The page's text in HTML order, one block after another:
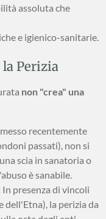
assoluta che
e igienico-sanitarie.
Perizia
non "crea" una
recentemente
passati), non si
scia in sanatoria o
è sanabile.
In presenza di vincoli
la perizia da